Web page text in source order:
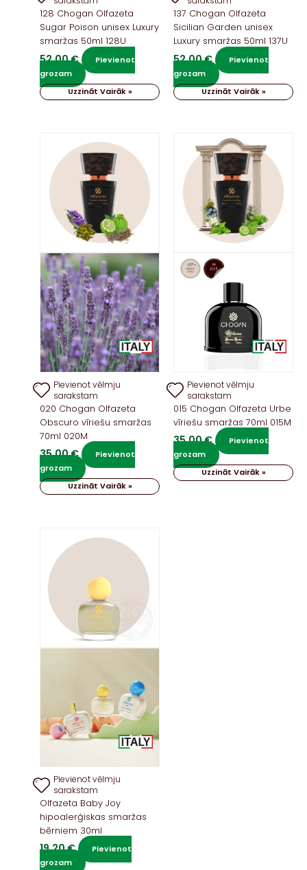
128 Chogan Olfazeta
Sugar Poison unisex Luxury
smaržas 50ml 128U
52,00€
Pievienot
grozam
Uzzināt Vairāk »
137 Chogan Olfazeta
Sicilian Garden unisex
Luxury smaržas 50ml 137U
52,00€
Pievienot
grozam
Uzzināt Vairāk »
Pievienot vēlmju
sarakstam
020 Chogan Olfazeta
Obscuro vīriešu smaržas
70ml 020M
35,00€
Pievienot
grozam
Uzzināt Vairāk »
Pievienot vēlmju
sarakstam
015 Chogan Olfazeta Urbe
vīriešu smaržas 70ml 015M
35,00€
Pievienot
grozam
Uzzināt Vairāk »
Pievienot vēlmju
sarakstam
Olfazeta Baby Joy
hipoalerģiskas smaržas
bērniem 30ml
19,20€
Pievienot
grozam